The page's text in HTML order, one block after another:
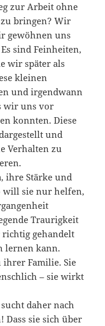
zur Arbeit ohne
bringen? Wir
gewöhnen uns
sind Feinheiten,
wir später als
kleinen
und irgendwann
wir uns vor
konnten. Diese
und
Verhalten zu
ihre Stärke und
will sie nur helfen,
Traurigkeit
gehandelt
lernen kann.
ihrer Familie. Sie
– sie wirkt
daher nach
Dass sie sich über